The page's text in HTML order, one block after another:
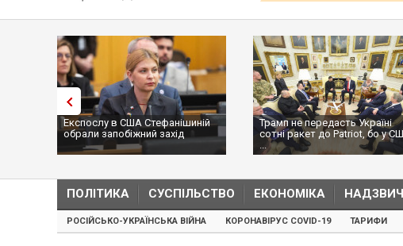
Експослу в США Стефанішиній
обрали запобіжний захід
Трамп не передасть Україні
сотні ракет до Patriot, бо у
...
ПОЛІТИКА СУСПІЛЬСТВО ЕКОНОМІКА
РОСІЙСЬКО-УКРАЇНСЬКА ВІЙНА КОРОНАВІРУС COVID-19 ТАРИФИ